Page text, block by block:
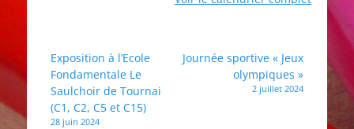
Navigation
de
l’article
Exposition à l’Ecole
Fondamentale Le
Saulchoir de Tournai
(C1, C2, C5 et C15)
28 juin 2024
Journée sportive « Jeux
olympiques »
2 juillet 2024